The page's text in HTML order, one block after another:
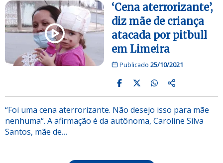
‘Cena aterrorizante’,
diz mãe de criança
atacada por pitbull
em Limeira
Publicado 25/10/2021
“Foi uma cena aterrorizante. Não desejo isso para mãe
nenhuma“. A afirmação é da autônoma, Caroline Silva
Santos, mãe de…